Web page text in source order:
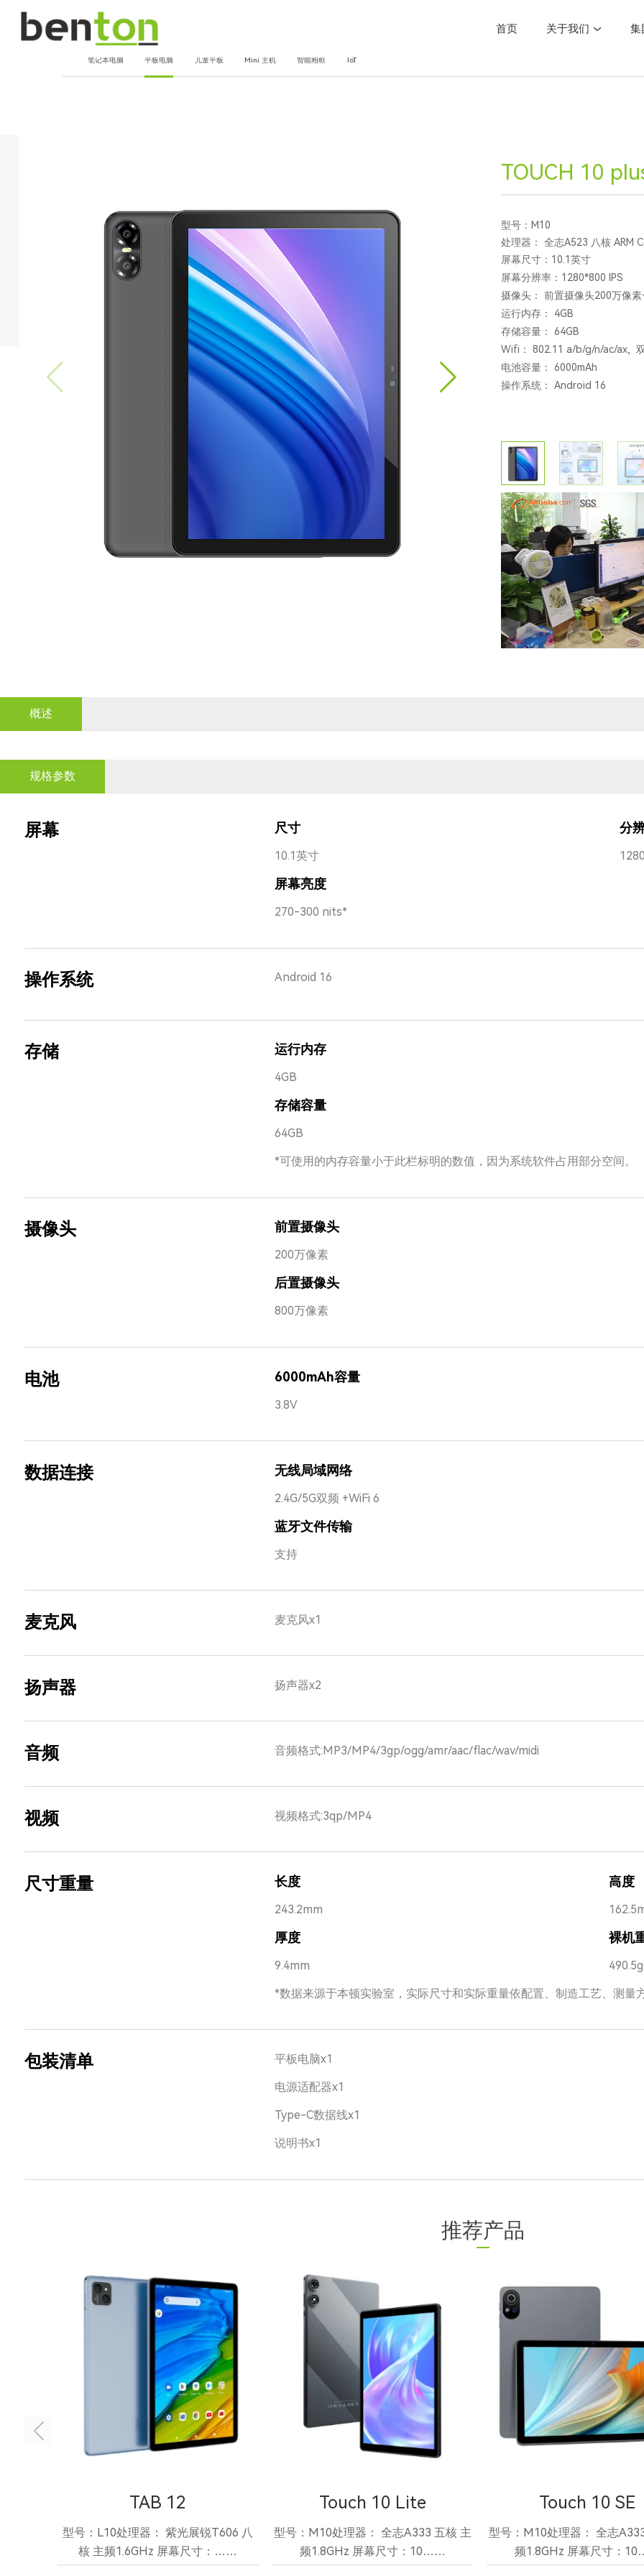
首页 关于我们 集
笔记本电脑 平板电脑 儿童平板 Mini 主机 智能相框 IoT
TOUCH 10
型号：M10
处理器： 全志A523 八核 ARM
屏幕尺寸：10.1英寸
屏幕分辨率：1280*800 IPS
摄像头： 前置摄像头200万像
运行内存： 4GB
存储容量： 64GB
Wifi： 802.11 a/b/g/n/ac/ax,
电池容量： 6000mAh
操作系统： Android 16
概述
规格参数
屏幕 尺寸 分
10.1英寸
屏幕亮度
270-300 nits*
操作系统 Android 16
存储 运行内存
4GB
存储容量
64GB
*可使用的内存容量小于此栏标明的数值，因为系统软件占用部分空间。
摄像头 前置摄像头
200万像素
后置摄像头
800万像素
电池 6000mAh容量
3.8V
数据连接 无线局域网络
2.4G/5G双频 +WiFi 6
蓝牙文件传输
支持
麦克风 麦克风x1
扬声器 扬声器x2
音频 音频格式:MP3/MP4/3gp/ogg/amr/aac/flac/wav/midi
视频 视频格式:3qp/MP4
尺寸重量 长度 高度
243.2mm
厚度 裸机
9.4mm 490.5g
*数据来源于本顿实验室，实际尺寸和实际重量依配置、制造工艺、测量
包装清单 平板电脑x1
电源适配器x1
Type-C数据线x1
说明书x1
推荐产品
TAB 12
型号：L10处理器： 紫光展锐T606 八
核 主频1.6GHz 屏幕尺寸：……
Touch 10 Lite
型号：M10处理器： 全志A333 五核 主
频1.8GHz 屏幕尺寸：10……
Touch 10 SE
型号：M10处理器： 全志
频1.8GHz 屏幕尺寸：